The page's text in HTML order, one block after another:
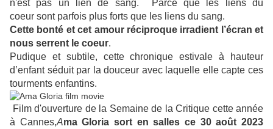
n'est pas un lien de sang. Parce que les liens du
coeur sont parfois plus forts que les liens du sang.
Cette bonté et cet amour réciproque irradient l’écran et
nous serrent le coeur.
Pudique et subtile, cette chronique estivale à hauteur
d’enfant séduit par la douceur avec laquelle elle capte ces
tourments enfantins.
Film d'ouverture de la Semaine de la Critique cette année
à Cannes,AmaGloria sort en salles ce 30 août 2023